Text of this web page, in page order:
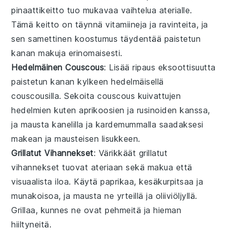
pinaattikeitto tuo mukavaa vaihtelua aterialle.
Tämä keitto on täynnävitamiineja ja ravinteita, ja
sen samettinen koostumus täydentää paistetun
kanan makuja erinomaisesti.
Hedelmäinen Couscous: Lisää ripaus eksoottisuutta
paistetun kanan kylkeenhedelmäisellä
couscousilla. Sekoitacouscous kuivattujen
hedelmien kutenaprikoosien ja rusinoiden kanssa,
ja maustakanelilla ja kardemummalla saadaksesi
makean ja mausteisen lisukkeen.
Grillatut Vihannekset: Värikkäät grillatut
vihannekset tuovat ateriaan sekä makua että
visuaalista iloa. Käytäpaprikaa,kesäkurpitsaa ja
munakoisoa, ja mausta ne yrteillä ja oliiviöljyllä.
Grillaa, kunnes ne ovat pehmeitä ja hieman
hiiltyneitä.